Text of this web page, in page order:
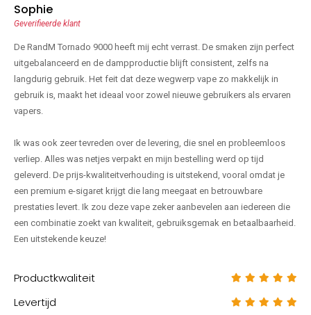
Sophie
Geverifieerde klant
De RandM Tornado 9000 heeft mij echt verrast. De smaken zijn perfect
uitgebalanceerd en de dampproductie blijft consistent, zelfs na
langdurig gebruik. Het feit dat deze wegwerp vape zo makkelijk in
gebruik is, maakt het ideaal voor zowel nieuwe gebruikers als ervaren
vapers.
Ik was ook zeer tevreden over de levering, die snel en probleemloos
verliep. Alles was netjes verpakt en mijn bestelling werd op tijd
geleverd. De prijs-kwaliteitverhouding is uitstekend, vooral omdat je
een premium e-sigaret krijgt die lang meegaat en betrouwbare
prestaties levert. Ik zou deze vape zeker aanbevelen aan iedereen die
een combinatie zoekt van kwaliteit, gebruiksgemak en betaalbaarheid.
Een uitstekende keuze!
Productkwaliteit
Levertijd